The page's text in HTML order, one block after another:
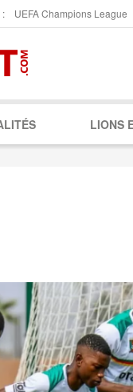
: UEFA Champions League
LIONS